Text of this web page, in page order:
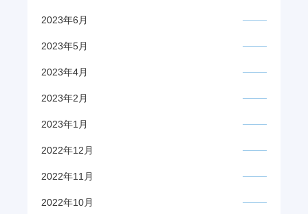
2023年6月
2023年5月
2023年4月
2023年2月
2023年1月
2022年12月
2022年11月
2022年10月